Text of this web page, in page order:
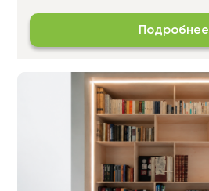
Подробнее